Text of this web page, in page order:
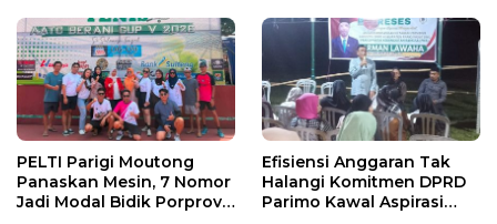
PELTI Parigi Moutong
Panaskan Mesin, 7 Nomor
Jadi Modal Bidik Porprov
Efisiensi Anggaran Tak
Halangi Komitmen DPRD
Parimo Kawal Aspirasi